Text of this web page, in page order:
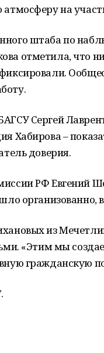
на
штаба по
отметила, что
Сергей
Хабирова –
доверия.
РФ Евгений
организованно,
из
«Этим мы
гражданскую